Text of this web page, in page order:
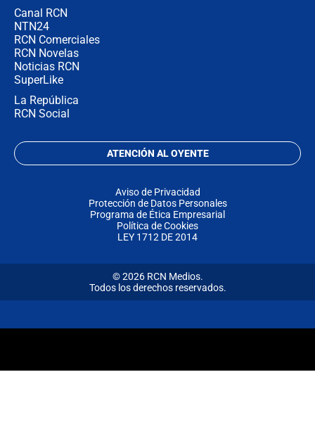
Canal RCN
NTN24
RCN Comerciales
RCN Novelas
Noticias RCN
SuperLike
La República
RCN Social
ATENCIÓN AL OYENTE
Aviso de Privacidad
Protección de Datos Personales
Programa de Ética Empresarial
Política de Cookies
LEY 1712 DE 2014
© 2026 RCN Medios.
Todos los derechos reservados.